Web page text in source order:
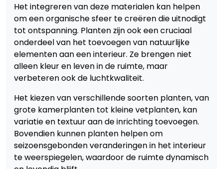
Het integreren van deze materialen kan helpen
om een organische sfeer te creëren die uitnodigt
tot ontspanning. Planten zijn ook een cruciaal
onderdeel van het toevoegen van natuurlijke
elementen aan een interieur. Ze brengen niet
alleen kleur en leven in de ruimte, maar
verbeteren ook de luchtkwaliteit.
Het kiezen van verschillende soorten planten, van
grote kamerplanten tot kleine vetplanten, kan
variatie en textuur aan de inrichting toevoegen.
Bovendien kunnen planten helpen om
seizoensgebonden veranderingen in het interieur
te weerspiegelen, waardoor de ruimte dynamisch